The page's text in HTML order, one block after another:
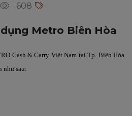
608
Metro Biên Hòa
Cash & Carry Việt Nam tại Tp. Biên Hòa
như sau: